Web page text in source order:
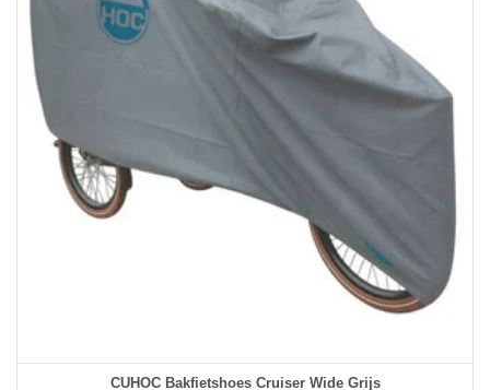
CUHOC Bakfietshoes Cruiser Wide Grijs